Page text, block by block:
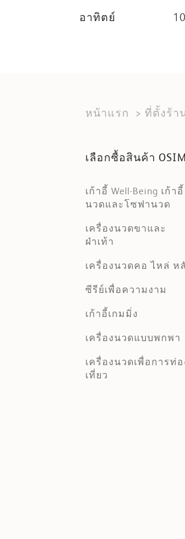
อาทิตย์
หน้าแรก ที่ตั้งร้า
เลือกซื้อสินค้า OSIM
เก้าอี้ Well-Being เก้าอี้
นวดและโซฟานวด
เครื่องนวดขาและ
ฝ่าเท้า
เครื่องนวดคอ ไหล่ ห
ซีรีย์เพื่อความงาม
เก้าอี้เกมมิ่ง
เครื่องนวดแบบพกพา
เครื่องนวดเพื่อการท่อ
เที่ยว